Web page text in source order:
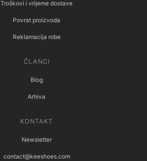
Troškovi i vrijeme dostave
Povrat proizvoda
Reklamacija robe
ČLANCI
Blog
Arhiva
KONTAKT
Newsletter
contact@keeshoes.com